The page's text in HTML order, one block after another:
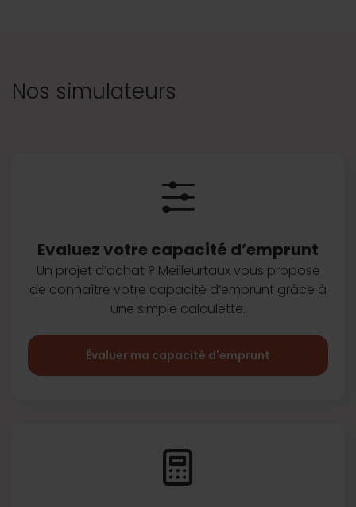
Nos simulateurs
Evaluez votre capacité d’emprunt
Un projet d’achat ? Meilleurtaux vous propose
de connaître votre capacité d’emprunt grâce à
une simple calculette.
Évaluer ma capacité d'emprunt